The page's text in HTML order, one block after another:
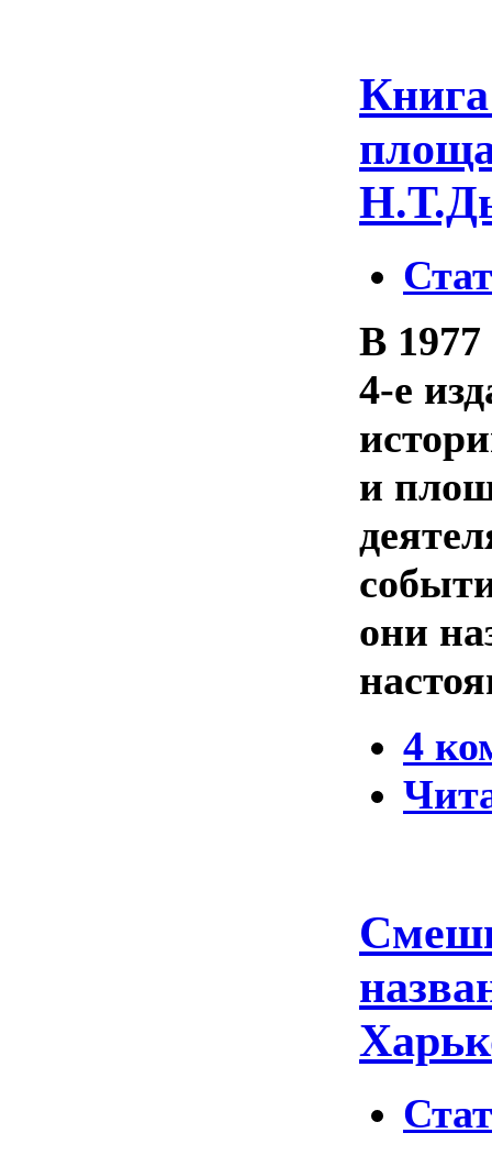
В
4-е
и
они
4